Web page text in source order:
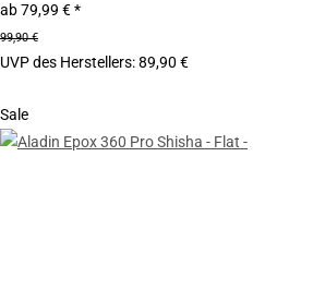
ab79,99 €*
99,90 €
UVP des Herstellers:89,90 €
Sale